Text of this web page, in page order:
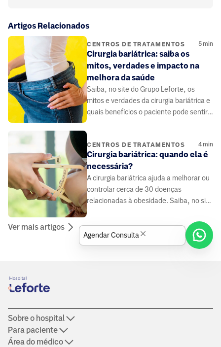
Artigos Relacionados
CENTROS DE TRATAMENTOS 5min
Cirurgia bariátrica: saiba os
mitos, verdades e impacto na
melhora da saúde
Saiba, no site do Grupo Leforte, os
mitos e verdades da cirurgia bariátrica e
quais benefícios o paciente pode sentir
CENTROS DE TRATAMENTOS 4min
Cirurgia bariátrica: quando ela é
necessária?
A cirurgia bariátrica ajuda a melhorar ou
controlar cerca de 30 doenças
relacionadas à obesidade. Saiba, no site
indicada.
Ver mais artigos
Sobre o hospital
Para paciente
Área do médico
Agendar Consulta